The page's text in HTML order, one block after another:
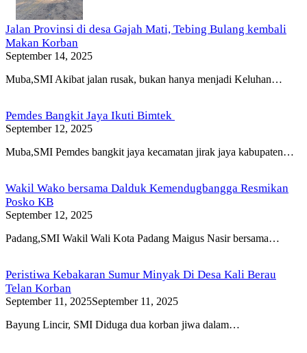
Jalan Provinsi di desa Gajah Mati, Tebing Bulang kembali
Makan Korban
September 14, 2025
Muba,SMI Akibat jalan rusak, bukan hanya menjadi Keluhan…
Pemdes Bangkit Jaya Ikuti Bimtek
September 12, 2025
Muba,SMI Pemdes bangkit jaya kecamatan jirak jaya kabupaten…
Wakil Wako bersama Dalduk Kemendugbangga Resmikan
Posko KB
September 12, 2025
Padang,SMI Wakil Wali Kota Padang Maigus Nasir bersama…
Peristiwa Kebakaran Sumur Minyak Di Desa Kali Berau
Telan Korban
September 11, 2025September 11, 2025
Bayung Lincir, SMI Diduga dua korban jiwa dalam…